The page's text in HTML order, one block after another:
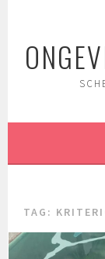
inhoud
TAG: